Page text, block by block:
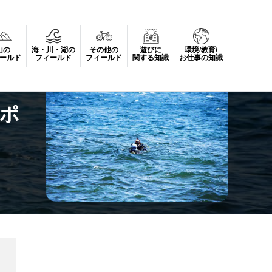
の
ルド
海・川・湖の
フィールド
その他の
フィールド
遊びに
関する知識
環境/教育/
お仕事の知識